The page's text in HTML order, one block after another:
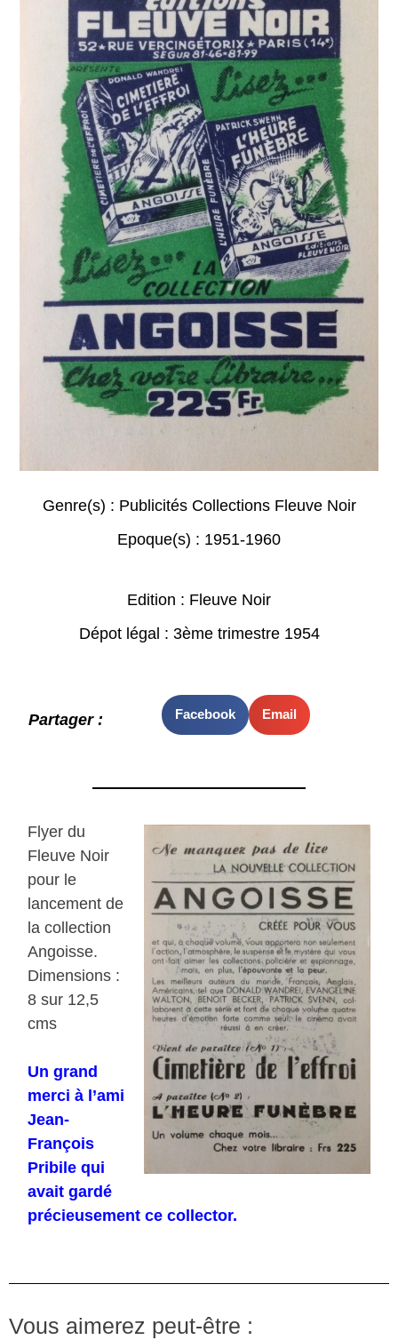
Genre(s) : Publicités Collections Fleuve Noir
Epoque(s) : 1951-1960
Edition : Fleuve Noir
Dépot légal : 3ème trimestre 1954
Partager : Facebook Email
Flyer du
Fleuve Noir
pour le
lancement de
la collection
Angoisse.
Dimensions :
8 sur 12,5
cms
Un grand
merci à l’ami
Jean-
François
Pribile qui
avait gardé
précieusement ce collector.
Vous aimerez peut-être :